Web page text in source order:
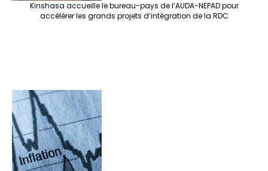
Kinshasa accueille le bureau-pays de l’AUDA-NEPAD pour
accélérer les grands projets d’intégration de la RDC